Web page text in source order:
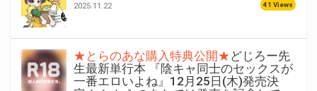
2025.11.22 41 Views
★とらのあな購入特典公開★どじろー先
生最新単行本 『陰キャ同士のセックスが
一番エロいよね』12月25日(木)発売決